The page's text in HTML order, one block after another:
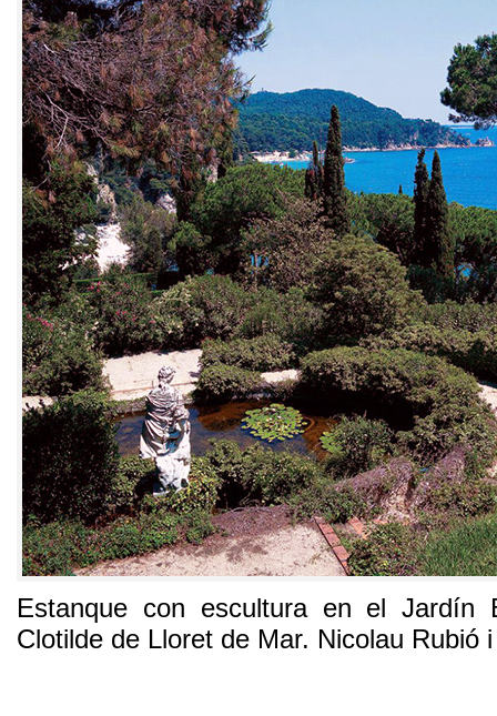
Estanque con escultura en el Jardín
Clotilde de Lloret de Mar. Nicolau Rubió